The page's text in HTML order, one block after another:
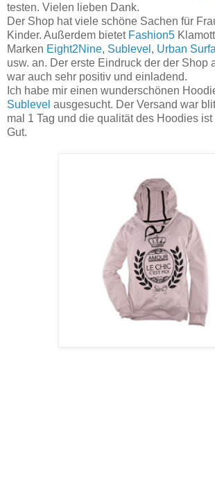
testen. Vielen lieben Dank.
Der Shop hat viele schöne Sachen für
Kinder. Außerdem bietet Fashion5
Marken Eight2Nine, Sublevel , Urban
usw. an. Der erste Eindruck der der Shop
war auch sehr positiv und einladend.
Ich habe mir einen wunderschönen
Sublevel ausgesucht. Der Versand war
mal 1 Tag und die qualität des Hoodies
Gut.